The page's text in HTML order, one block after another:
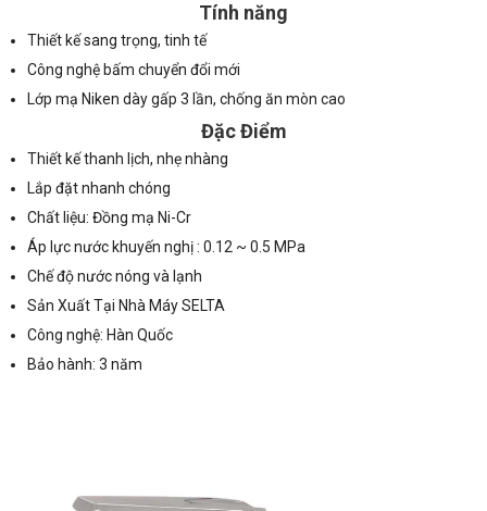
Tính năng
Thiết kế sang trọng, tinh tế
Công nghệ bấm chuyển đổi mới
Lớp mạ Niken dày gấp 3 lần, chống ăn mòn cao
Đặc Điểm
Thiết kế thanh lịch, nhẹ nhàng
Lắp đặt nhanh chóng
Chất liệu: Đồng mạ Ni-Cr
Áp lực nước khuyến nghị : 0.12 ~ 0.5 MPa
Chế độ nước nóng và lạnh
Sản Xuất Tại Nhà Máy SELTA
Công nghệ: Hàn Quốc
Bảo hành: 3 năm